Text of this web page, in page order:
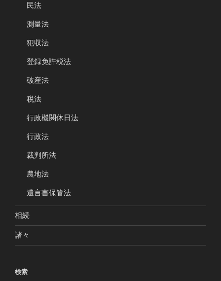
民法
測量法
犯収法
登録免許税法
破産法
税法
行政機関休日法
行政法
裁判所法
農地法
遺言書保管法
相続
諸々
検索